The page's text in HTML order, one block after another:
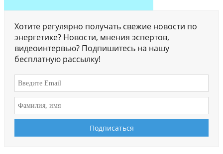
Хотите регулярно получать свежие новости по
энергетике? Новости, мнения эспертов,
видеоинтервью? Подпишитесь на нашу
бесплатную рассылку!